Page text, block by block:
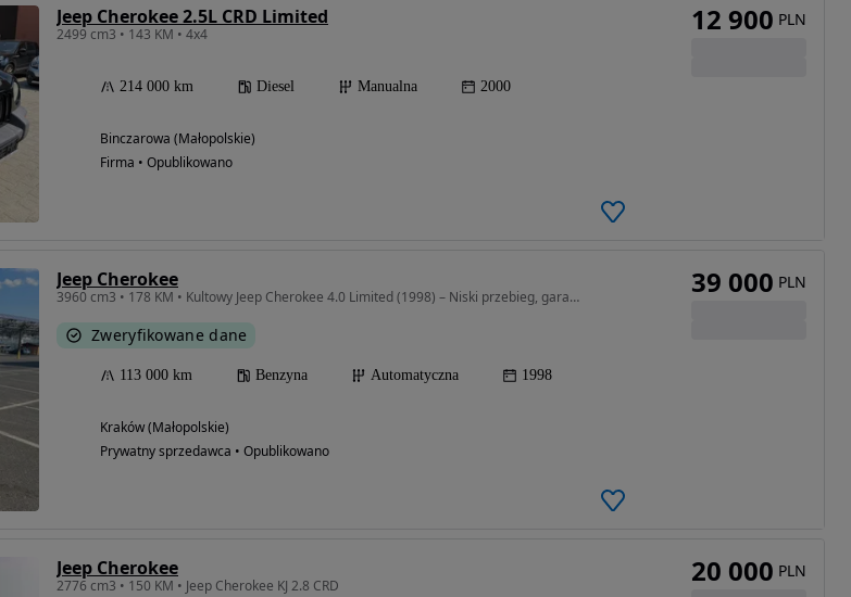
Jeep Cherokee 2.5L CRD Limited
2499 cm3 • 143 KM • 4x4
214 000 km Diesel Manualna 2000
Binczarowa (Małopolskie)
Firma • Opublikowano
12 900 PLN
Jeep Cherokee
3960 cm3 • 178 KM • Kultowy Jeep Cherokee 4.0 Limited (1998) – Niski przebieg, garażowany!
Zweryfikowane dane
113 000 km Benzyna Automatyczna 1998
Kraków (Małopolskie)
Prywatny sprzedawca • Opublikowano
39 000 PLN
Jeep Cherokee
2776 cm3 • 150 KM • Jeep Cherokee KJ 2.8 CRD 20 000 PLN